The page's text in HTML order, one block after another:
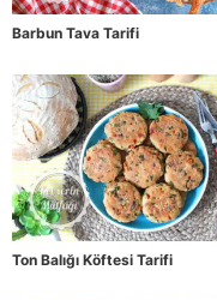
Barbun Tava Tarifi
Ton Balığı Köftesi Tarifi